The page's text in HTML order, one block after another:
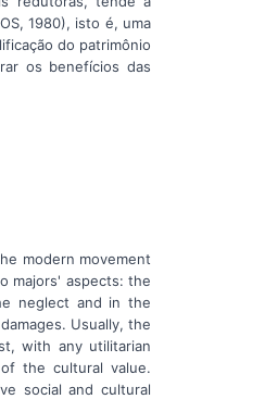
1980), isto é, uma
do patrimônio
os benefícios das
modern movement
majors' aspects: the
neglect and in the
Usually, the
with any utilitarian
the cultural value.
social and cultural